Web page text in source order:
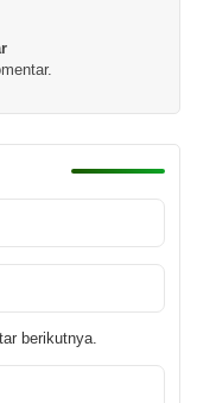
berikutnya.